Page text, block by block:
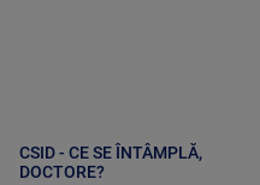
CSID - CE SE ÎNTÂMPLĂ,
DOCTORE?